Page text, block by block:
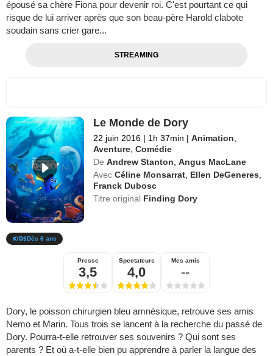
épousé sa chère Fiona pour devenir roi. C'est pourtant ce qui
risque de lui arriver après que son beau-père Harold clabote
soudain sans crier gare...
STREAMING
Le Monde de Dory
22 juin 2016 | 1h 37min | Animation
Aventure ,Comédie
De Andrew Stanton ,Angus MacLane
Avec Céline Monsarrat Ellen DeGeneres
Franck Dubosc
Titre original Finding Dory
Dès 6 ans
Presse
3,5
Spectateurs
4,0
Mes amis
--
Dory, le poisson chirurgien bleu amnésique, retrouve ses amis
Nemo et Marin. Tous trois se lancent à la recherche du passé de
Dory. Pourra-t-elle retrouver ses souvenirs ? Qui sont ses
parents ? Et où a-t-elle bien pu apprendre à parler la langue des